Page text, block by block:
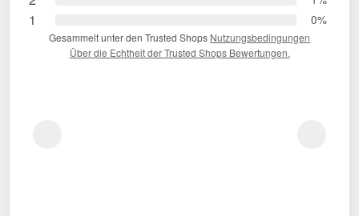
1 0%
Gesammelt unter den Trusted Shops Nutzungsbedingungen
Über die Echtheit der Trusted Shops Bewertungen.